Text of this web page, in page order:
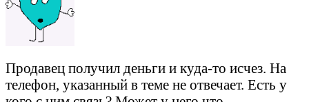
Продавец получил деньги и куда-то исчез. На
телефон, указанный в теме не отвечает. Есть у